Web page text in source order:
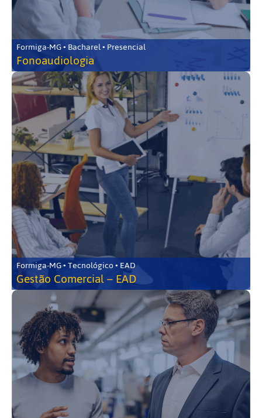
Formiga-MG • Bacharel • Presencial
Fonoaudiologia
Formiga-MG • Tecnológico • EAD
Gestão Comercial – EAD